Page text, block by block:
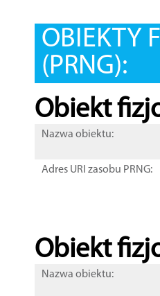
OBIEKTY
(PRNG):
Obiekt
Nazwa obiektu:
Adres URI zasobu PRNG:
Obiekt
Nazwa obiektu: